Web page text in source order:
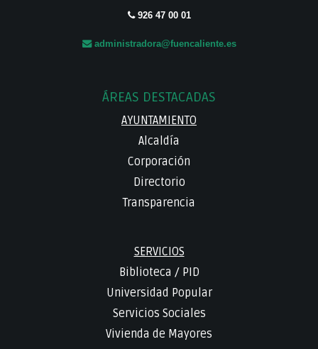
926 47 00 01
administradora@fuencaliente.es
ÁREAS DESTACADAS
AYUNTAMIENTO
Alcaldía
Corporación
Directorio
Transparencia
SERVICIOS
Biblioteca / PID
Universidad Popular
Servicios Sociales
Vivienda de Mayores